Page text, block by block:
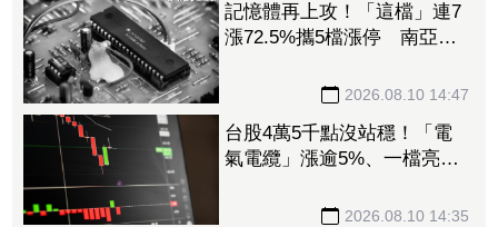
記憶體再上攻！「這檔」連7
漲72.5%攜5檔漲停 南亞
2026.08.10 14:47
台股4萬5千點沒站穩！「電
氣電纜」漲逾5%、一檔亮紅
2026.08.10 14:35